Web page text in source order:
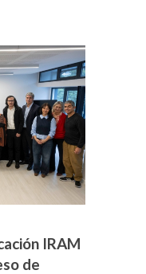
IRAM
de